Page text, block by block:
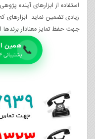
استفاده از ابزارهای آینده
زیادی تضمین نماید.
جهت حفظ تمایز معنادار برندها
📞همین
پشتیبانی ۲۴ ساعته